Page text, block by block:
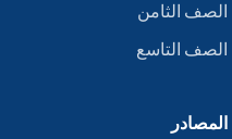
الصف الثامن
الصف التاسع
المصادر